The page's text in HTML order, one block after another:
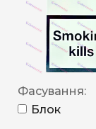
Фасування:
Блок